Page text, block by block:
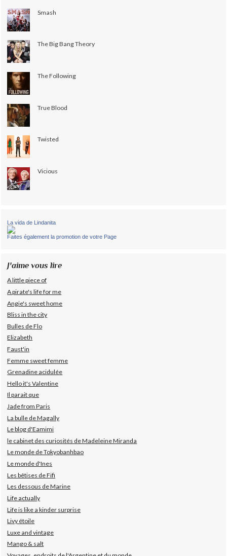
Smash
The Big Bang Theory
The Following
True Blood
Twisted
Vicious
La vida de Lindanita
Faites également la promotion de votre Page
J'aime vous lire
A little piece of
A pirate's life for me
Angie's sweet home
Bliss in the city
Bulles de Flo
Elizabeth
Faust'in
Femme sweet femme
Grenadine acidulée
Hello it's Valentine
Il parait que
Jade from Paris
La bulle de Magally
Le blog d'Eamimi
le cabinet des curiosités de Madeleine Miranda
Le monde de Tokyobanhbao
Le monde d'Ines
Les bêtises de Fifi
Les dessous de Marine
Life actually
Life is like a kinder surprise
Livy étoile
Luxe and vintage
Mango & salt